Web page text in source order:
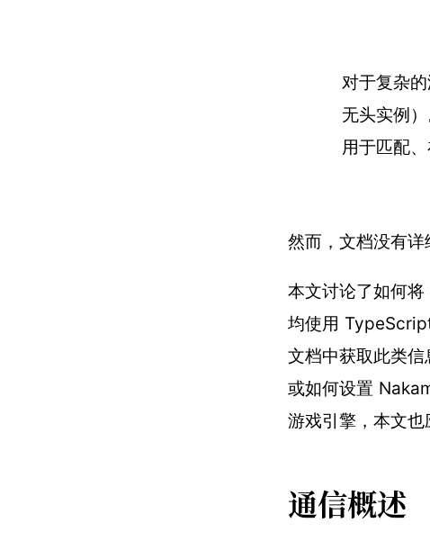
对于复杂
无头实例
用于匹配
然而，文档没有
本文讨论了如何
均使用
文档中获取此类
或如何设置
游戏引擎，本文也
通信概述